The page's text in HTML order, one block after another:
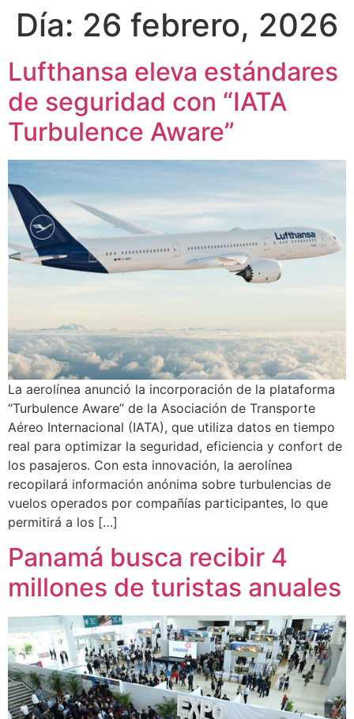
Día: 26 febrero, 2026
Lufthansa eleva estándares
de seguridad con “IATA
Turbulence Aware”
La aerolínea anunció la incorporación de la plataforma
“Turbulence Aware” de la Asociación de Transporte
Aéreo Internacional (IATA), que utiliza datos en tiempo
real para optimizar la seguridad, eficiencia y confort de
los pasajeros. Con esta innovación, la aerolínea
recopilará información anónima sobre turbulencias de
vuelos operados por compañías participantes, lo que
permitirá a los […]
Panamá busca recibir 4
millones de turistas anuales